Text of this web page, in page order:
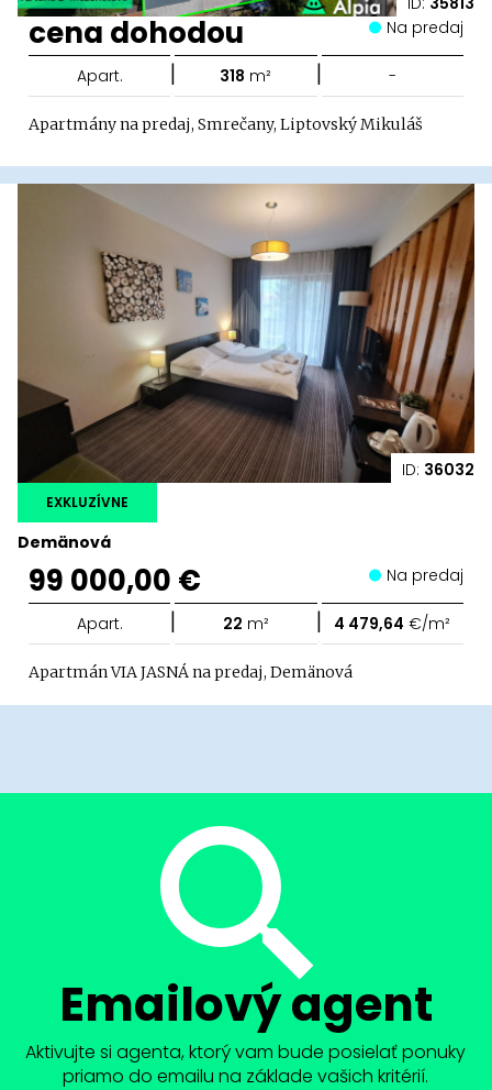
cena dohodou Na predaj
Apart. | 318 m² | -
Apartmány na predaj, Smrečany, Liptovský Mikuláš
ID: 36032
Demänová
EXKLUZÍVNE
99 000,00 € Na predaj
Apart. | 22 m² | 4 479,64 €/m²
Apartmán VIA JASNÁ na predaj, Demänová
Emailový agent
Aktivujte si agenta, ktorý vam bude posielať ponuky
priamo do emailu na základe vašich kritérií.